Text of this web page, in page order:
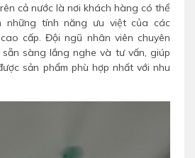
cả nước là nơi khách hàng có thể
những tính năng ưu việt của các
cao cấp. Đội ngũ nhân viên chuyên
sàng lắng nghe và tư vấn, giúp
sản phẩm phù hợp nhất với nhu